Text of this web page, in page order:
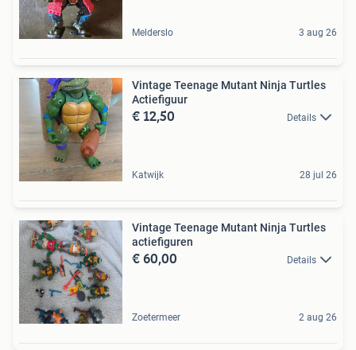
Melderslo 3 aug 26
Vintage Teenage Mutant Ninja Turtles
Actiefiguur
€ 12,50 Details
Katwijk 28 jul 26
Vintage Teenage Mutant Ninja Turtles
actiefiguren
€ 60,00 Details
Zoetermeer 2 aug 26